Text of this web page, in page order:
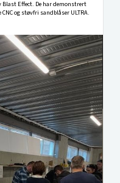
Effect. De har demonstrert